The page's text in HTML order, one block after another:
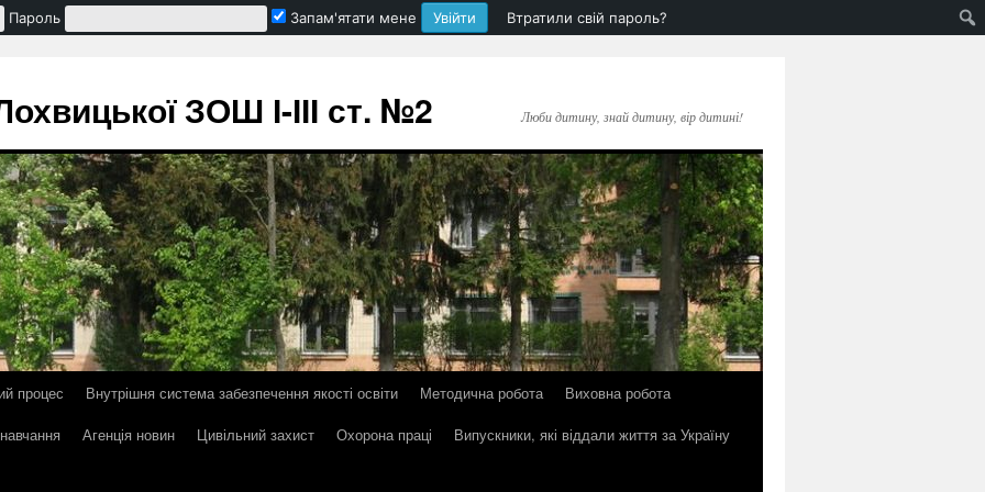
Пароль Запам'ятати мене Втратили свій пароль?
ЗОШ І-ІІІ ст. №2 Люби дитину, знай дитину, вір дитині!
процес Внутрішня система забезпечення якості освіти Методична робота
Виховна робота
Агенція новин Цивільний захист Охорона праці
Випускники, які віддали життя за Україну